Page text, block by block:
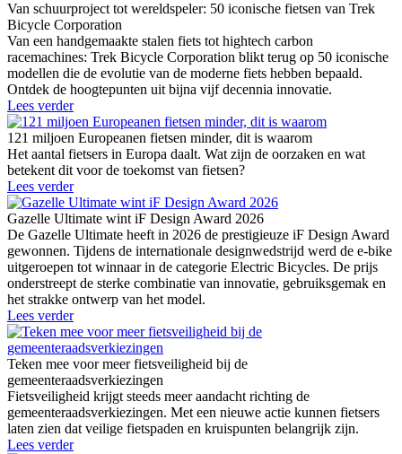
Van schuurproject tot wereldspeler: 50 iconische fietsen van Trek
Bicycle Corporation
Van een handgemaakte stalen fiets tot hightech carbon
racemachines: Trek Bicycle Corporation blikt terug op 50 iconische
modellen die de evolutie van de moderne fiets hebben bepaald.
Ontdek de hoogtepunten uit bijna vijf decennia innovatie.
Lees verder
121 miljoen Europeanen fietsen minder, dit is waarom
Het aantal fietsers in Europa daalt. Wat zijn de oorzaken en wat
betekent dit voor de toekomst van fietsen?
Lees verder
Gazelle Ultimate wint iF Design Award 2026
De Gazelle Ultimate heeft in 2026 de prestigieuze iF Design Award
gewonnen. Tijdens de internationale designwedstrijd werd de e-bike
uitgeroepen tot winnaar in de categorie Electric Bicycles. De prijs
onderstreept de sterke combinatie van innovatie, gebruiksgemak en
het strakke ontwerp van het model.
Lees verder
Teken mee voor meer fietsveiligheid bij de
gemeenteraadsverkiezingen
Fietsveiligheid krijgt steeds meer aandacht richting de
gemeenteraadsverkiezingen. Met een nieuwe actie kunnen fietsers
laten zien dat veilige fietspaden en kruispunten belangrijk zijn.
Lees verder